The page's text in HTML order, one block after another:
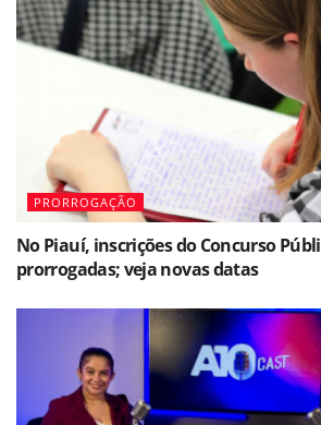
PRORROGAÇÃO
No Piauí, inscrições do Concurso
prorrogadas; veja novas datas